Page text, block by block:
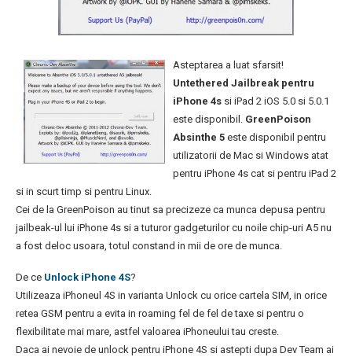
Asteptarea a luat sfarsit!
Untethered Jailbreak pentru
iPhone 4s si iPad 2 iOS 5.0 si 5.0.1
este disponibil. GreenPoison
Absinthe 5 este disponibil pentru
utilizatorii de Mac si Windows atat
pentru iPhone 4s cat si pentru iPad 2
si in scurt timp si pentru Linux.
Cei de la GreenPoison au tinut sa precizeze ca munca depusa pentru
jailbeak-ul lui iPhone 4s si a tuturor gadgeturilor cu noile chip-uri A5 nu
a fost deloc usoara, totul constand in mii de ore de munca.
De ce Unlock iPhone 4S?
Utilizeaza iPhoneul 4S in varianta Unlock cu orice cartela SIM, in orice
retea GSM pentru a evita in roaming fel de fel de taxe si pentru o
flexibilitate mai mare, astfel valoarea iPhoneului tau creste.
Daca ai nevoie de unlock pentru iPhone 4S si astepti dupa Dev Team ai